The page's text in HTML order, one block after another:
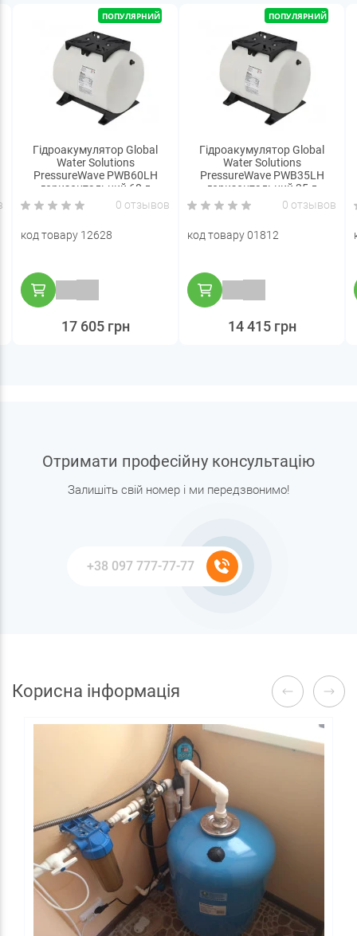
ПОПУЛЯРНИЙ
Гідроакумулятор Global
Water Solutions
PressureWave PWB60LH
горизонтальний 60 л
0 отзывов
код товару 12628
17 605 грн
ПОПУЛЯРНИЙ
Гідроакумулятор Global
Water Solutions
PressureWave PWB35LH
горизонтальний 35 л
0 отзывов
код товару 01812
14 415 грн
Отримати професійну консультацію
Залишіть свій номер і ми передзвонимо!
Корисна інформація